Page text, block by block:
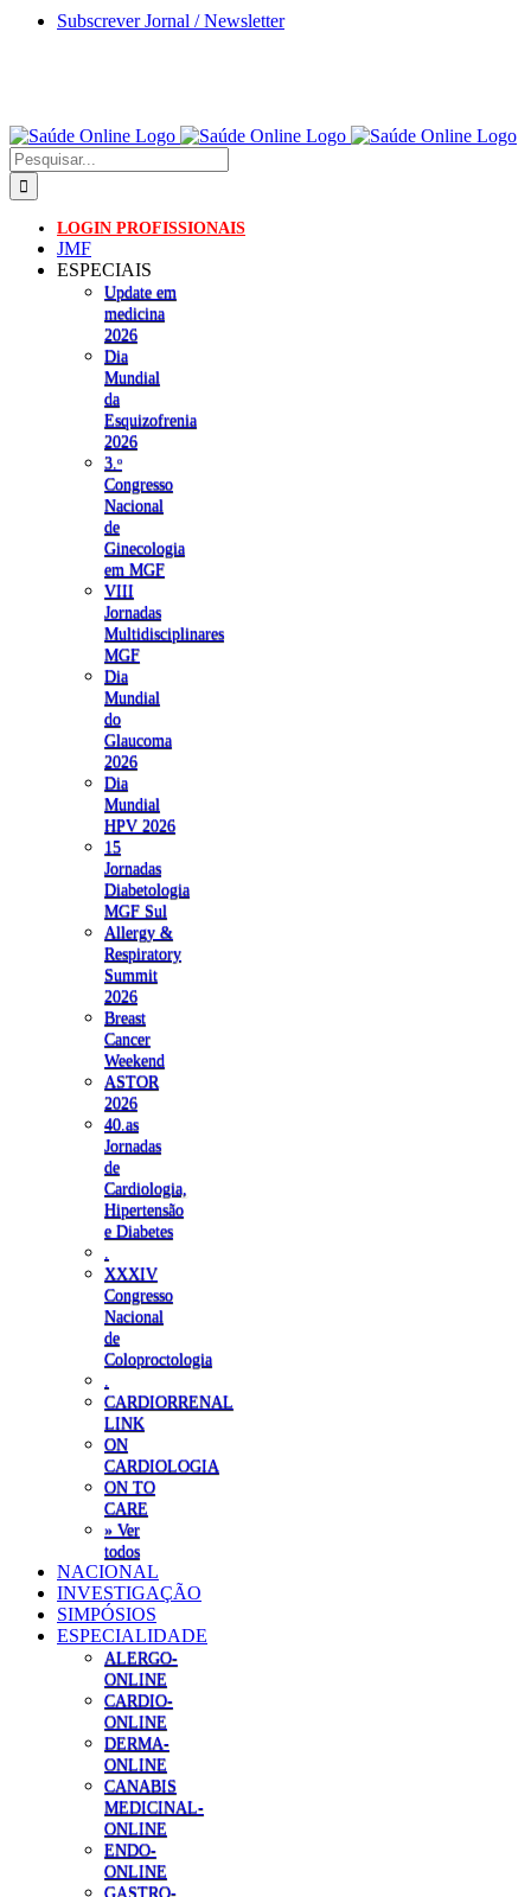
Skip
Subscrever Jornal / Newsletter
Pesquisar
LOGIN PROFISSIONAIS
JMF
ESPECIAIS
Update em
medicina
2026
Dia
Mundial
da
Esquizofrenia
2026
3.ᵒ
Congresso
Nacional
de
Ginecologia
em MGF
VIII
Jornadas
Multidisciplinares
MGF
Dia
Mundial
do
Glaucoma
2026
Dia
Mundial
HPV 2026
15
Jornadas
Diabetologia
MGF Sul
Allergy &
Respiratory
Summit
2026
Breast
Cancer
Weekend
ASTOR
2026
40.as
Jornadas
de
Cardiologia,
Hipertensão
e Diabetes
XXXIV
Congresso
Nacional
de
Coloproctologia
CARDIORRENAL
LINK
ON
CARDIOLOGIA
ON TO
CARE
» Ver
todos
NACIONAL
INVESTIGAÇÃO
SIMPÓSIOS
ESPECIALIDADE
ALERGO-
ONLINE
CARDIO-
ONLINE
DERMA-
ONLINE
CANABIS
MEDICINAL-
ONLINE
ENDO-
ONLINE
GASTRO-